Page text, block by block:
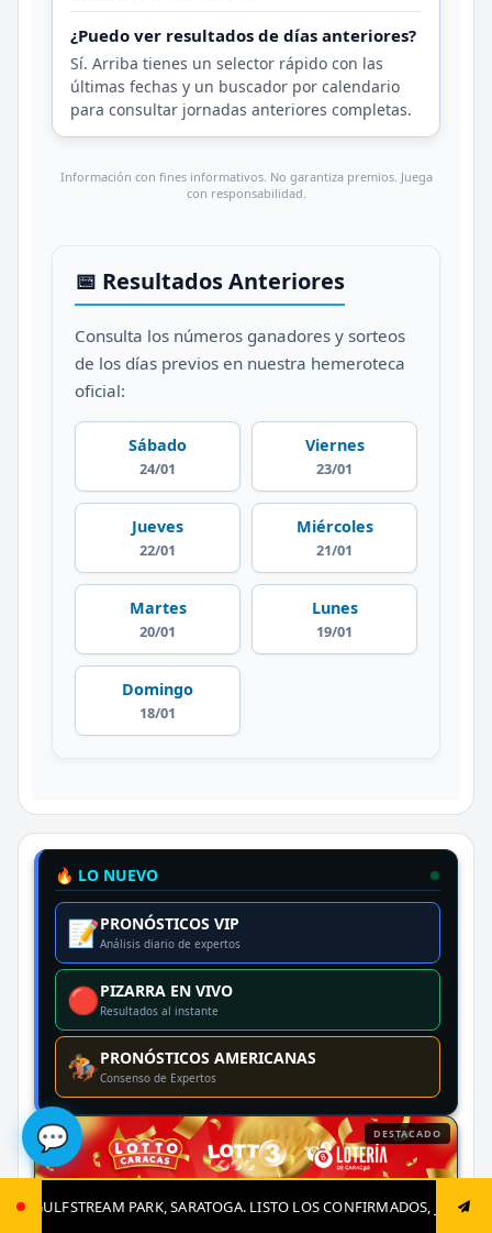
LISTO LOS CONFIRMADOS, JUGADAS CLAVES Y EL GRAN
¿Puedo ver resultados de días anteriores?
Sí. Arriba tienes un selector rápido con las
últimas fechas y un buscador por calendario
para consultar jornadas anteriores completas.
Información con fines informativos. No garantiza premios. Juega
con responsabilidad.
📅 Resultados Anteriores
Consulta los números ganadores y sorteos
de los días previos en nuestra hemeroteca
oficial:
Sábado
24/01
Viernes
23/01
Jueves
22/01
Miércoles
21/01
Martes
20/01
Lunes
19/01
Domingo
18/01
🔥 LO NUEVO
📝PRONÓSTICOS VIP
Análisis diario de expertos
🔴PIZARRA EN VIVO
Resultados al instante
🏇PRONÓSTICOS AMERICANAS
Consenso de Expertos
DESTACADO
💬